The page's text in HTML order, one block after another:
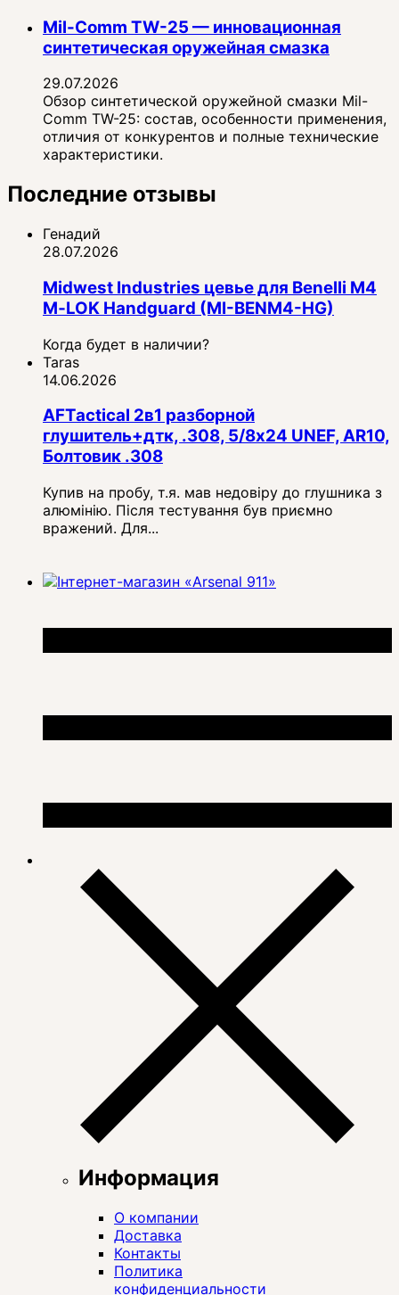
Mil-Comm TW-25 — инновационная
синтетическая оружейная смазка
29.07.2026
Обзор синтетической оружейной смазки Mil-
Comm TW-25: состав, особенности применения,
отличия от конкурентов и полные технические
характеристики.
Последние отзывы
Генадий
28.07.2026
Midwest Industries цевье для Benelli M4
M‑LOK Handguard (MI-BENM4-HG)
Когда будет в наличии?
Taras
14.06.2026
AFTactical 2в1 разборной
глушитель+дтк, .308, 5/8x24 UNEF, AR10,
Болтовик .308
Купив на пробу, т.я. мав недовіру до глушника з
алюмінію. Після тестування був приємно
вражений. Для...
Информация
О компании
Доставка
Контакты
Политика
конфиденциальности